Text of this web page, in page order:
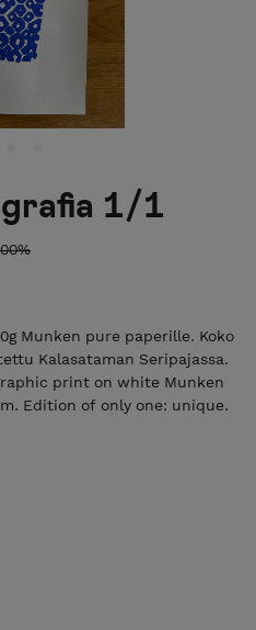
1/1
Munken pure paperille. Koko
Kalasataman Seripajassa.
print on white Munken
Edition of only one: unique.